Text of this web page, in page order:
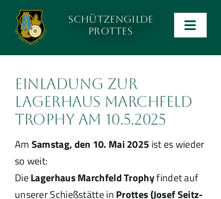
Inhalt
wechseln
Schützengilde
Prottes
Anlage
Kalender
Kontakt
Preise
Ergebnislisten
Einladung zur
Lagerhaus Marchfeld
Trophy am 10.5.2025
AmSamstag, den 10. Mai 2025ist es wieder
so weit:
DieLagerhaus Marchfeld Trophyfindet auf
unserer Schießstätte inProttes (Josef Seitz-